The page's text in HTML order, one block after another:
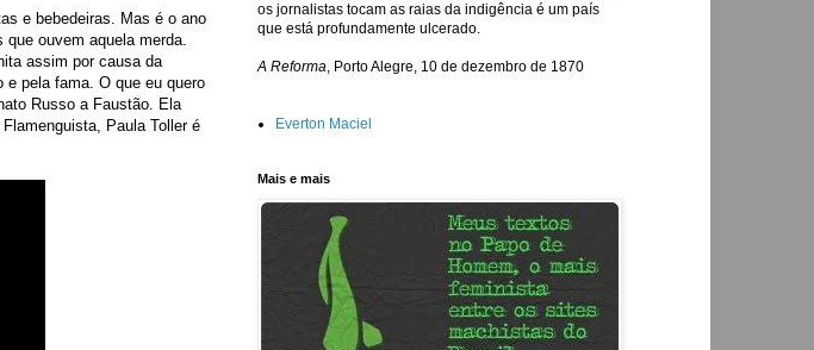
e bebedeiras. Mas é o ano
ouvem aquela merda.
assim por causa da
pela fama. O que eu quero
Russo a Faustão. Ela
Paula Toller é
os jornalistas tocam as raias da indigência é um país
que está profundamente ulcerado.
A Reforma, Porto Alegre, 10 de dezembro de 1870
Everton Maciel
Mais e mais